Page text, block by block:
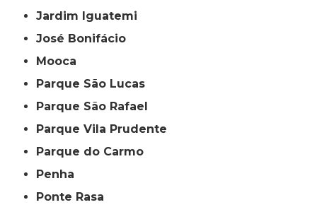
Jardim Iguatemi
José Bonifácio
Mooca
Parque São Lucas
Parque São Rafael
Parque Vila Prudente
Parque do Carmo
Penha
Ponte Rasa